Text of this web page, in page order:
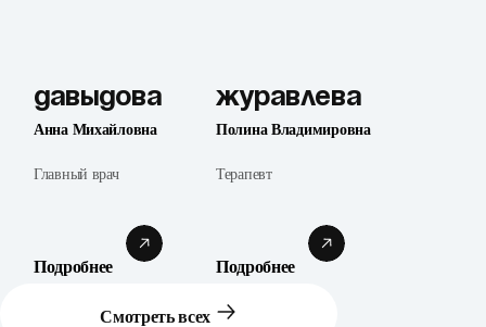
Давыдова
Анна Михайловна
Главный врач
Подробнее
Журавлева
Полина Владимировна
Терапевт
Подробнее
Смотреть всех